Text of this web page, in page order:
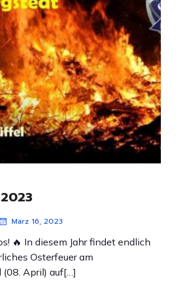
März 16, 2023
🔥 In diesem Jahr findet endlich
Osterfeuer am
April) auf[…]